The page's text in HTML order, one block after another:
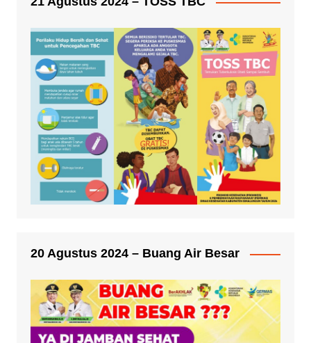
20 Agustus 2024 – Buang Air Besar